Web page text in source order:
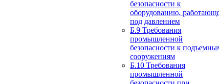
безопасности к
оборудованию,
под давлением
Б.9 Требования
промышленной
безопасности к
сооружениям
Б.10 Требования
промышленной